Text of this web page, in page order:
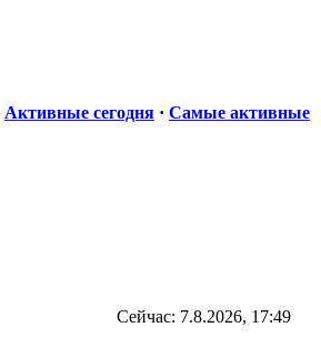
Активные сегодня · Самые активные
Сейчас: 7.8.2026, 17:49